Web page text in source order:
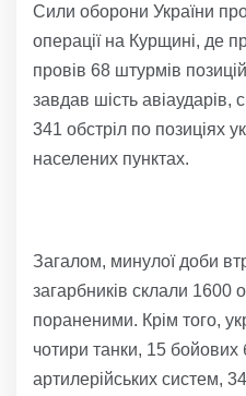
Сили оборони України
операції на Курщині, де
провів 68 штурмів
завдав шість
341 обстріл по позиціях
населених пунктах.
Загалом, минулої доби
загарбників склали 1600
пораненими. Крім того,
чотири танки, 15
артилерійських систем,